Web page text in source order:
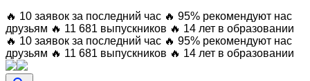
🔥 10 заявок за последний час 🔥 95% рекомендуют нас
друзьям 🔥 11 681 выпускников 🔥 14 лет в образовании
🔥 10 заявок за последний час 🔥 95% рекомендуют нас
друзьям 🔥 11 681 выпускников 🔥 14 лет в образовании